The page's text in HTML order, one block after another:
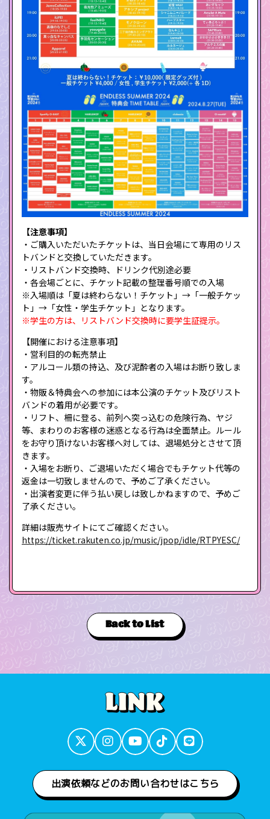
【注意事項】
・ご購入いただいたチケットは、当日会場にて専用のリス
トバンドと交換していただきます。
・リストバンド交換時、ドリンク代別途必要
・各会場ごとに、チケット記載の整理番号順での入場
※入場順は「夏は終わらない！チケット」→「一般チケッ
ト」→「女性・学生チケット」となります。
※学生の方は、リストバンド交換時に要学生証提示。
【開催における注意事項】
・営利目的の転売禁止
・アルコール類の持込、及び泥酔者の入場はお断り致しま
す。
・物販＆特典会への参加には本公演のチケット及びリスト
バンドの着用が必要です。
・リフト、柵に登る、前列へ突っ込むの危険行為、ヤジ
等、まわりのお客様の迷惑となる行為は全面禁止。ルール
をお守り頂けないお客様へ対しては、退場処分とさせて頂
きます。
・入場をお断り、ご退場いただく場合でもチケット代等の
返金は一切致しませんので、予めご了承ください。
・出演者変更に伴う払い戻しは致しかねますので、予めご
了承ください。
詳細は販売サイトにてご確認ください。
https://ticket.rakuten.co.jp/music/jpop/idle/RTPYESC/
Back to List
出演依頼などのお問い合わせはこちら